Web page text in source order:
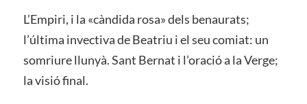
L’Empiri, i la «càndida rosa» dels benaurats;
l’última invectiva de Beatriu i el seu comiat: un
somriure llunyà. Sant Bernat i l’oració a la Verge;
la visió final.